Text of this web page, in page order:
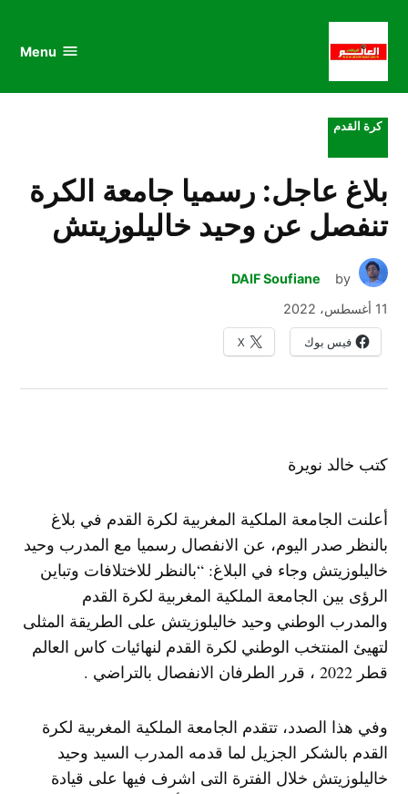
Menu
POSTED
كرة القدم
بلاغ عاجل: رسميا جامعة الكرة
تنفصل عن وحيد خاليلوزيتش
by
DAIF Soufiane
11 أغسطس، 2022
فيس بوك X
كتب خالد نويرة
أعلنت الجامعة الملكية المغربية لكرة القدم في بلاغ
بالنظر صدر اليوم، عن الانفصال رسميا مع المدرب وحيد
خاليلوزيتش وجاء في البلاغ: “بالنظر للاختلافات وتباين
الرؤى بين الجامعة الملكية المغربية لكرة القدم
والمدرب الوطني وحيد خاليلوزيتش على الطريقة المثلى
لتهيئ المنتخب الوطني لكرة القدم لنهائيات كاس العالم
قطر 2022 ، قرر الطرفان الانفصال بالتراضي .
وفي هذا الصدد، تتقدم الجامعة الملكية المغربية لكرة
القدم بالشكر الجزيل لما قدمه المدرب السيد وحيد
خاليلوزيتش خلال الفترة التى اشرف فيها على قيادة